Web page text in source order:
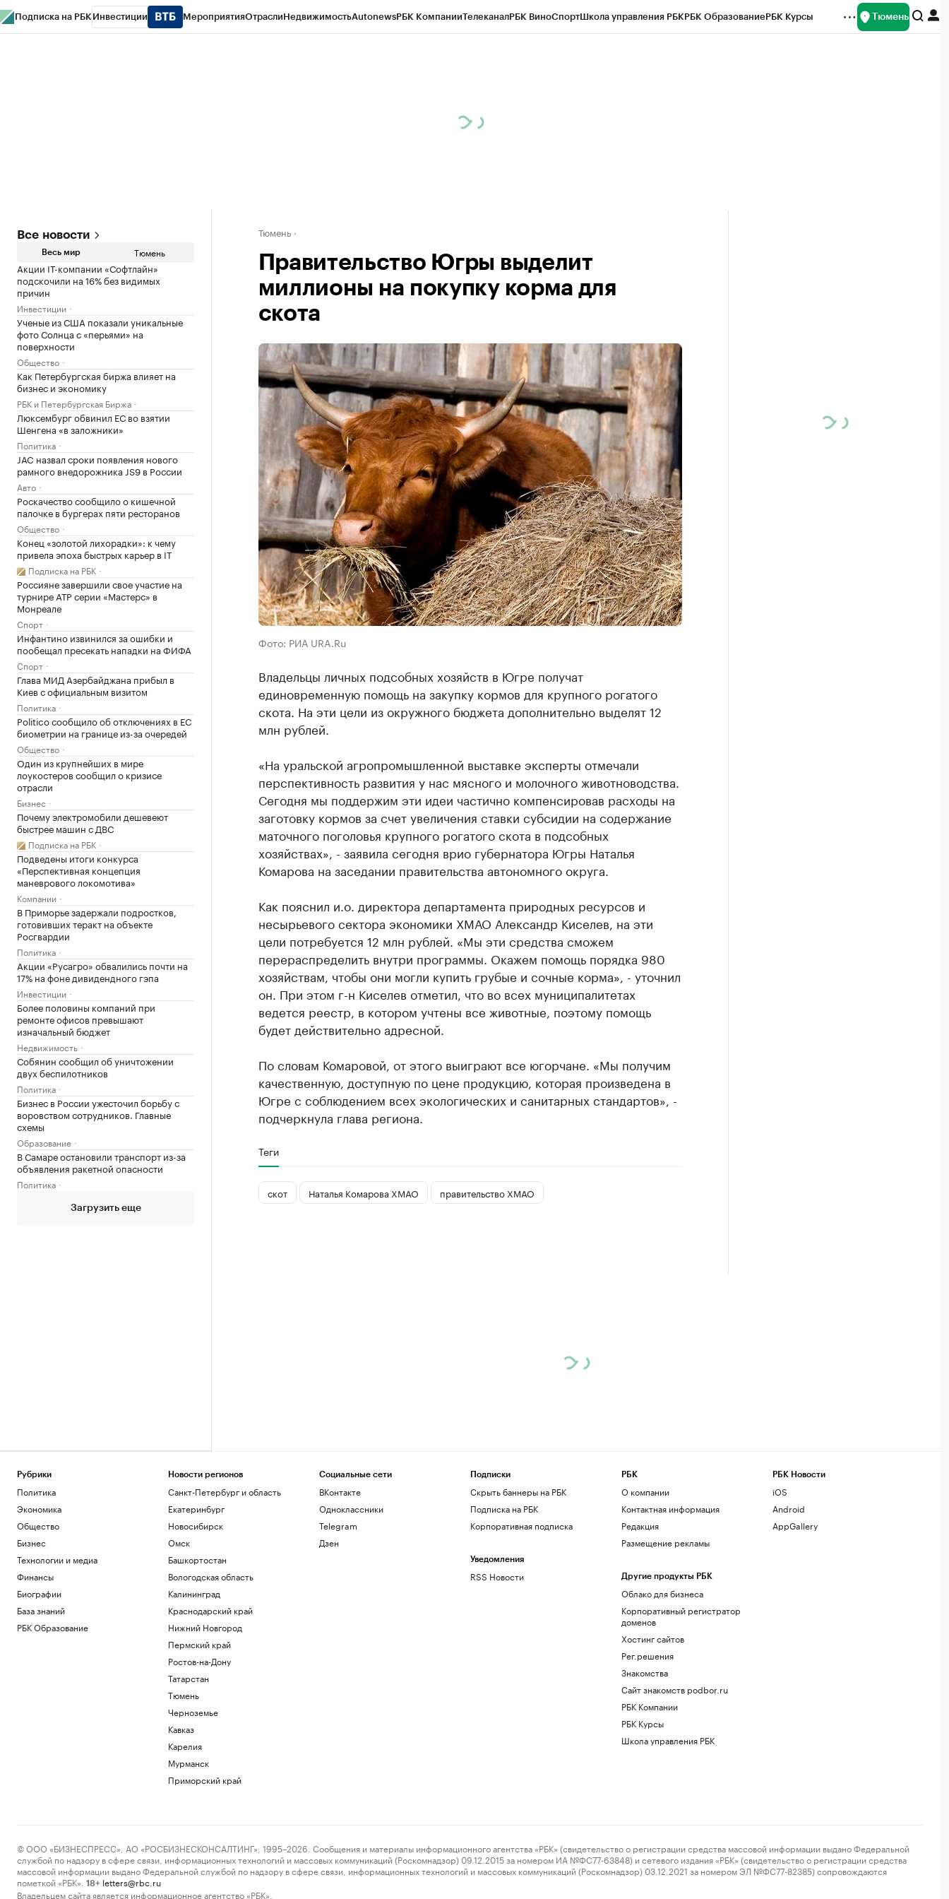
Подписка на РБК Инвестиции МероприятияОтраслиНедвижимостьAutonewsРБК КомпанииТелеканалРБК ВиноСпортШкола управления РБКРБК ОбразованиеРБК Курсы Тюмень
Все новости
Весь мир Тюмень
Акции IT-компании «Софтлайн»
подскочили на 16% без видимых
причин
Инвестиции
Ученые из США показали уникальные
фото Солнца с «перьями» на
поверхности
Общество
Как Петербургская биржа влияет на
бизнес и экономику
РБК и Петербургская Биржа
Люксембург обвинил ЕС во взятии
Шенгена «в заложники»
Политика
JAC назвал сроки появления нового
рамного внедорожника JS9 в России
Авто
Роскачество сообщило о кишечной
палочке в бургерах пяти ресторанов
Общество
Конец «золотой лихорадки»: к чему
привела эпоха быстрых карьер в IT
Подписка на РБК
Россияне завершили свое участие на
турнире ATP серии «Мастерс» в
Монреале
Спорт
Инфантино извинился за ошибки и
пообещал пресекать нападки на ФИФА
Спорт
Глава МИД Азербайджана прибыл в
Киев с официальным визитом
Политика
Politico сообщило об отключениях в ЕС
биометрии на границе из-за очередей
Общество
Один из крупнейших в мире
лоукостеров сообщил о кризисе
отрасли
Бизнес
Почему электромобили дешевеют
быстрее машин с ДВС
Подписка на РБК
Подведены итоги конкурса
«Перспективная концепция
маневрового локомотива»
Компании
В Приморье задержали подростков,
готовивших теракт на объекте
Росгвардии
Политика
Акции «Русагро» обвалились почти на
17% на фоне дивидендного гэпа
Инвестиции
Более половины компаний при
ремонте офисов превышают
изначальный бюджет
Недвижимость
Собянин сообщил об уничтожении
двух беспилотников
Политика
Бизнес в России ужесточил борьбу с
воровством сотрудников. Главные
схемы
Образование
В Самаре остановили транспорт из-за
объявления ракетной опасности
Политика
Загрузить еще
Тюмень
Правительство Югры выделит
миллионы на покупку корма для
скота
Фото: РИА URA.Ru
Владельцы личных подсобных хозяйств в Югре получат
единовременную помощь на закупку кормов для крупного рогатого
скота. На эти цели из окружного бюджета дополнительно выделят 12
млн рублей.
«На уральской агропромышленной выставке эксперты отмечали
перспективность развития у нас мясного и молочного животноводства.
Сегодня мы поддержим эти идеи частично компенсировав расходы на
заготовку кормов за счет увеличения ставки субсидии на содержание
маточного поголовья крупного рогатого скота в подсобных
хозяйствах», - заявила сегодня врио губернатора Югры Наталья
Комарова на заседании правительства автономного округа.
Как пояснил и.о. директора департамента природных ресурсов и
несырьевого сектора экономики ХМАО Александр Киселев, на эти
цели потребуется 12 млн рублей. «Мы эти средства сможем
перераспределить внутри программы. Окажем помощь порядка 980
хозяйствам, чтобы они могли купить грубые и сочные корма», - уточнил
он. При этом г-н Киселев отметил, что во всех муниципалитетах
ведется реестр, в котором учтены все животные, поэтому помощь
будет действительно адресной.
По словам Комаровой, от этого выиграют все югорчане. «Мы получим
качественную, доступную по цене продукцию, которая произведена в
Югре с соблюдением всех экологических и санитарных стандартов», -
подчеркнула глава региона.
Теги
скот Наталья Комарова ХМАО правительство ХМАО
Рубрики
Политика
Экономика
Общество
Бизнес
Технологии и медиа
Финансы
Биографии
База знаний
РБК Образование
Новости регионов
Санкт-Петербург и область
Екатеринбург
Новосибирск
Омск
Башкортостан
Вологодская область
Калининград
Краснодарский край
Нижний Новгород
Пермский край
Ростов-на-Дону
Татарстан
Тюмень
Черноземье
Кавказ
Карелия
Мурманск
Приморский край
Социальные сети
ВКонтакте
Одноклассники
Telegram
Дзен
Подписки
Скрыть баннеры на РБК
Подписка на РБК
Корпоративная подписка
Уведомления
RSS Новости
РБК
О компании
Контактная информация
Редакция
Размещение рекламы
Другие продукты РБК
Облако для бизнеса
Корпоративный регистратор
доменов
Хостинг сайтов
Рег.решения
Знакомства
Сайт знакомств podbor.ru
РБК Компании
РБК Курсы
Школа управления РБК
РБК Новости
iOS
Android
AppGallery
© ООО «БИЗНЕСПРЕСС», АО «РОСБИЗНЕСКОНСАЛТИНГ», 1995–2026. Сообщения и материалы информационного агентства «РБК» (свидетельство о регистрации средства массовой информации выдано Федеральной
службой по надзору в сфере связи, информационных технологий и массовых коммуникаций (Роскомнадзор) 09.12.2015 за номером ИА №ФС77-63848) и сетевого издания «РБК» (свидетельство о регистрации средства
массовой информации выдано Федеральной службой по надзору в сфере связи, информационных технологий и массовых коммуникаций (Роскомнадзор) 03.12.2021 за номером ЭЛ №ФС77-82385) сопровождаются
пометкой «РБК».
18+ letters@rbc.ru
Владельцем сайта является информационное агентство «РБК».